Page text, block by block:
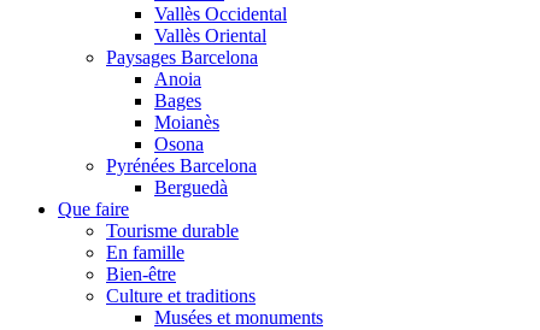
Vallès Occidental
Vallès Oriental
Paysages Barcelona
Anoia
Bages
Moianès
Osona
Pyrénées Barcelona
Berguedà
Que faire
Tourisme durable
En famille
Bien-être
Culture et traditions
Musées et monuments